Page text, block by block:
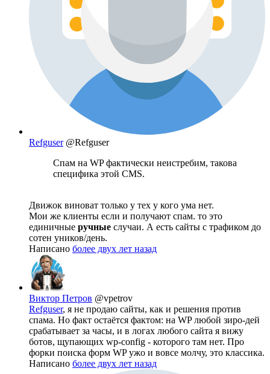
Refguser @Refguser
Спам на WP фактически неистребим, такова
специфика этой CMS.
Движок виноват только у тех у кого ума нет.
Мои же клиенты если и получают спам. то это
единичные ручные случаи. А есть сайты с трафиком до
сотен уников/день.
Написано более двух лет назад
Виктор Петров @vpetrov
Refguser, я не продаю сайты, как и решения против
спама. Но факт остаётся фактом: на WP любой зиро-дей
срабатывает за часы, и в логах любого сайта я вижу
ботов, щупающих wp-config - которого там нет. Про
форки поиска форм WP ужо и вовсе молчу, это классика.
Написано более двух лет назад